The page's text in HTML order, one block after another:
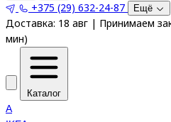
+375 (29) 632-24-87 Ещё
Доставка: 18 авг | Принимаем
мин)
Каталог
A